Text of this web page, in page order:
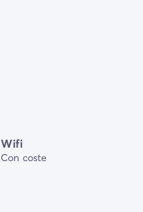
Wifi
Con coste